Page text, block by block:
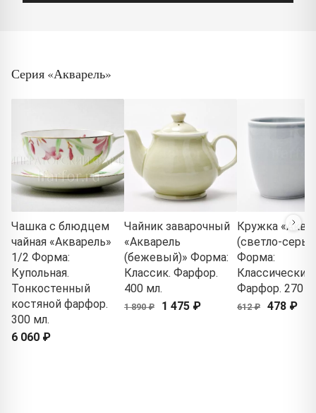
Серия «Акварель»
Чашка с блюдцем
чайная «Акварель»
1/2 Форма:
Купольная.
Тонкостенный
костяной фарфор.
300 мл.
6 060 ₽
Чайник заварочный
«Акварель
(бежевый)» Форма:
Классик. Фарфор.
400 мл.
1 890 ₽ 1 475 ₽
Кружка
(светло-
Форма:
Классический.
Фарфор. 270
612 ₽ 478 ₽